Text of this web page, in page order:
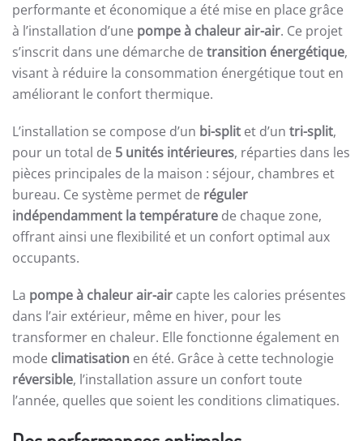
performante et économique a été mise en place grâce
à l’installation d’une pompe à chaleur air-air. Ce projet
s’inscrit dans une démarche de transition énergétique,
visant à réduire la consommation énergétique tout en
améliorant le confort thermique.
L’installation se compose d’un bi-split et d’un tri-split,
pour un total de 5 unités intérieures, réparties dans les
pièces principales de la maison : séjour, chambres et
bureau. Ce système permet de réguler
indépendamment la température de chaque zone,
offrant ainsi une flexibilité et un confort optimal aux
occupants.
La pompe à chaleur air-air capte les calories présentes
dans l’air extérieur, même en hiver, pour les
transformer en chaleur. Elle fonctionne également en
mode climatisation en été. Grâce à cette technologie
réversible, l’installation assure un confort toute
l’année, quelles que soient les conditions climatiques.